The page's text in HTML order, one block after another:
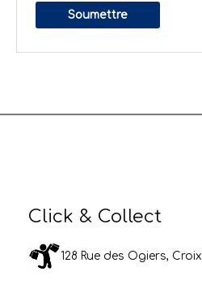
Click & Collect
128 Rue des Ogiers, Croix